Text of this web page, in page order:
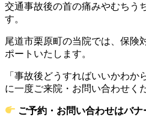
交通事故後の首の痛みやむちう
す。
尾道市栗原町の当院では、保険
ポートいたします。
「事故後どうすればいいかわ
に一度ご来院・お問い合わせく
ご予約・お問い合わせはバナ